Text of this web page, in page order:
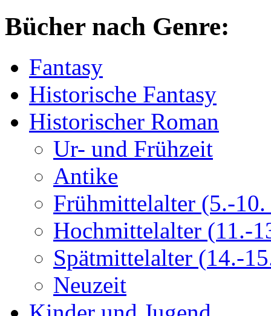
Bücher nach Genre:
Fantasy
Historische Fantasy
Historischer Roman
Ur- und Frühzeit
Antike
Frühmittelalter (5.-10.
Hochmittelalter (11.-
Spätmittelalter (14.-
Neuzeit